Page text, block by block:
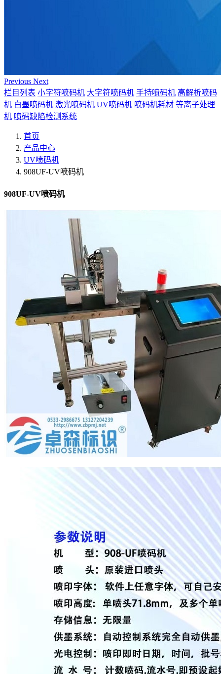
Previous Next
栏目列表 小字符喷码机 大字符喷码机 手持喷码机 高解析喷码
机 白墨喷码机 激光喷码机 UV喷码机 喷码机耗材 等离子处理
机 喷码缺陷检测系统
首页
产品中心
UV喷码机
908UF-UV喷码机
908UF-UV喷码机